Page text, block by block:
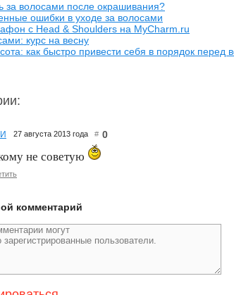
за волосами после окрашивания?
ошибки в уходе за волосами
с Head & Shoulders на MyCharm.ru
курс на весну
как быстро привести себя в порядок перед
27 августа 2013 года # 0
не советую
комментарий